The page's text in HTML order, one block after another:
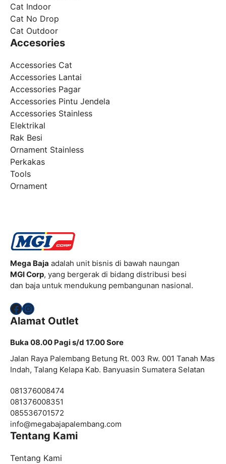
Cat Indoor
Cat No Drop
Cat Outdoor
Accesories
Accessories Cat
Accessories Lantai
Accessories Pagar
Accessories Pintu Jendela
Accessories Stainless
Elektrikal
Rak Besi
Ornament Stainless
Perkakas
Tools
Ornament
Mega Baja adalah unit bisnis di bawah naungan
MGI Corp, yang bergerak di bidang distribusi besi
dan baja untuk mendukung pembangunan nasional.
Facebook
Instagram
Alamat Outlet
Buka 08.00 Pagi s/d 17.00 Sore
Jalan Raya Palembang Betung Rt. 003 Rw. 001 Tanah Mas
Indah, Talang Kelapa Kab. Banyuasin Sumatera Selatan
081376008474
081376008351
085536701572
info@megabajapalembang.com
Tentang Kami
Tentang Kami